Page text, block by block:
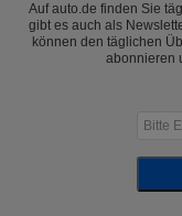
Auf auto.de finden Sie
gibt es auch als
können den täglichen
abonnieren